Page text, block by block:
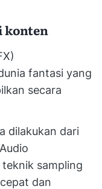
konten
fantasi yang
secara
dilakukan dari
sampling
dan